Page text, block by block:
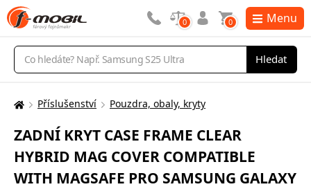
Vyhledávání
Hledat
0 0 Menu
Zde
nacházíte:
Příslušenství Pouzdra, obaly, kryty
ZADNÍ KRYT CASE FRAME CLEAR
HYBRID MAG COVER COMPATIBLE
WITH MAGSAFE PRO SAMSUNG GALAXY